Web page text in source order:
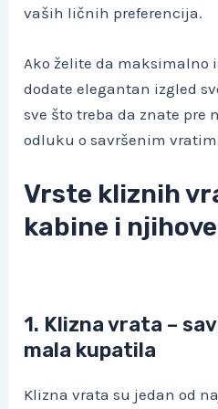
vaših ličnih preferencija.
Ako želite da maksimalno
dodate elegantan izgled
sve što treba da znate pre
odluku o savršenim
Vrste kliznih
kabine i
1. Klizna vrata –
mala kupatila
Klizna vrata su jedan od